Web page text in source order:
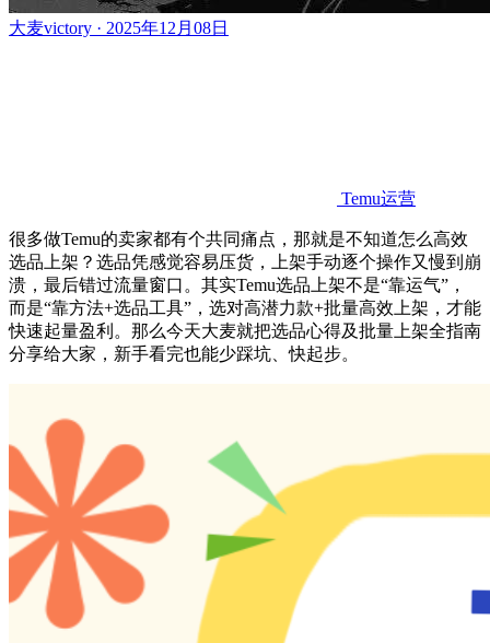
大麦victory · 2025年12月08日
Temu运营
很多做Temu的卖家都有个共同痛点 ， 那就是不知道怎么高效
选品上架 ？ 选品凭感觉容易压货，上架手动逐个操作又慢到崩
溃，最后错过流量窗口。其实Temu选品上架不是“靠运气”，
而是“靠方法+选品工具”，选对高潜力款+批量高效上架，才能
快速起量盈利。 那么今天大麦就把选品心得及批量上架全指南
分享给大家 ，新手看完也能少踩坑、快起步。